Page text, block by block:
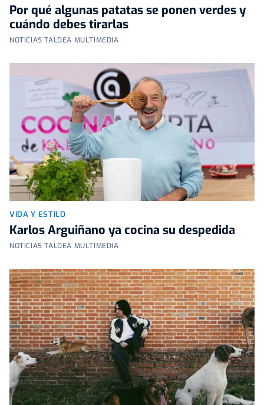
Por qué algunas patatas se ponen verdes y
cuándo debes tirarlas
NOTICIAS TALDEA MULTIMEDIA
VIDA Y ESTILO
Karlos Arguiñano ya cocina su despedida
NOTICIAS TALDEA MULTIMEDIA